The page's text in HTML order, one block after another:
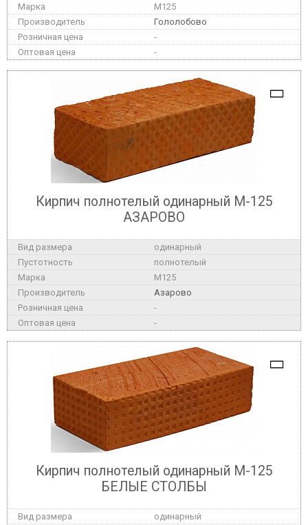
M125
Гололобово
-
-
Кирпич полнотелый одинарный М-125
АЗАРОВО
одинарный
полнотелый
M125
Азарово
-
-
Кирпич полнотелый одинарный М-125
БЕЛЫЕ СТОЛБЫ
одинарный